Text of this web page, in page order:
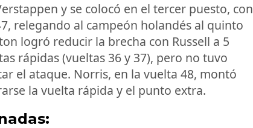
y se colocó en el tercer puesto, con
relegando al campeón holandés al quinto
logró reducir la brecha con Russell a 5
rápidas (vueltas 36 y 37), pero no tuvo
el ataque. Norris, en la vuelta 48, montó
la vuelta rápida y el punto extra.